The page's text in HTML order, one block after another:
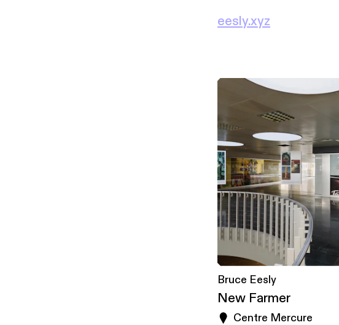
eesly.xyz
New Farmer
Bruce Eesly
Centre Mercure